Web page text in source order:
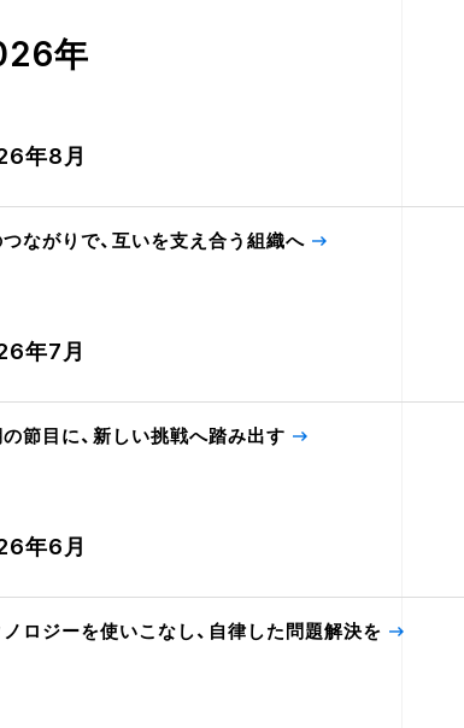
年
年8月
ながりで、互いを支え合う組織へ
年7月
節目に、新しい挑戦へ踏み出す
年6月
ロジーを使いこなし、自律した問題解決を